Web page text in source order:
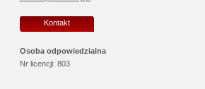
Kontakt
Osoba odpowiedzialna
Nr licencji: 803